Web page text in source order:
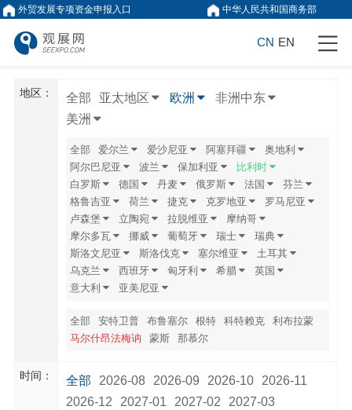
外贸发展专项资金申报入口 中华人民共和国商务部
CN EN
地区： 全部 亚太地区 欧洲
非洲中东
美洲
全部 爱尔兰 爱沙尼亚 阿塞拜疆
奥地利
阿尔巴尼亚
波兰 保加利亚
比利时
白罗斯
德国 丹麦 俄罗斯 法国
芬兰
格鲁吉亚
荷兰 捷克 克罗地亚
罗马尼亚
卢森堡
立陶宛 拉脱维亚
摩纳哥
摩尔多瓦
挪威 葡萄牙 瑞士
瑞典
斯洛文尼亚
斯洛伐克 塞尔维亚
土耳其
乌克兰
西班牙 匈牙利 希腊
英国
意大利
亚美尼亚
全部 安特卫普 布鲁塞尔 根特 科特赖克
利布拉蒙
马尔什昂法梅讷
蒙斯 那慕尔
时间： 全部 2026-08 2026-09 2026-10
2026-11
2026-12
2027-01 2027-02
2027-03